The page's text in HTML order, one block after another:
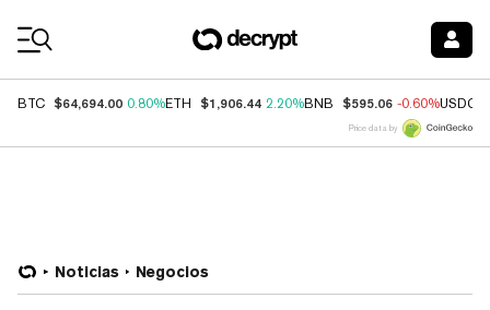
BTC $64,694.00 0.80%ETH $1,906.44 2.20%BNB $595.06 -0.60%USDC
Price data by
Noticias Negocios